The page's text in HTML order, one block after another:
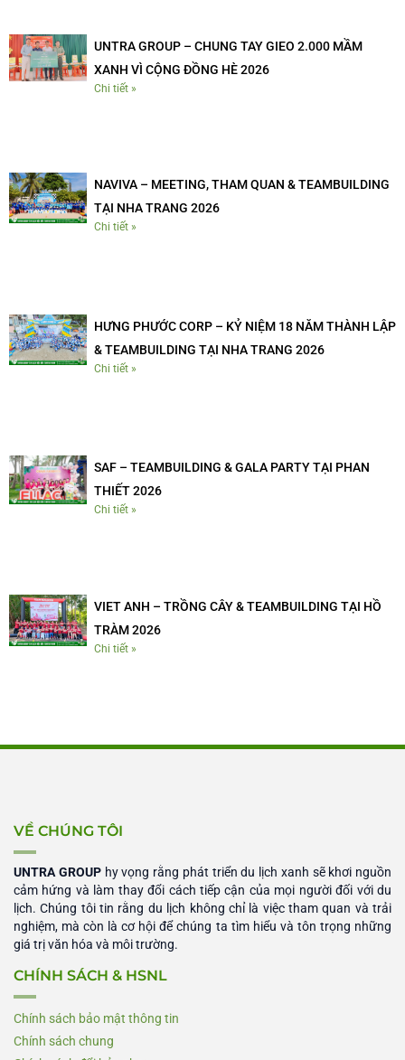
UNTRA GROUP – CHUNG TAY GIEO 2.000 MẦM
XANH VÌ CỘNG ĐỒNG HÈ 2026
Chi tiết »
NAVIVA – MEETING, THAM QUAN & TEAMBUILDING
TẠI NHA TRANG 2026
Chi tiết »
HƯNG PHƯỚC CORP – KỶ NIỆM 18 NĂM THÀNH LẬP
& TEAMBUILDING TẠI NHA TRANG 2026
Chi tiết »
SAF – TEAMBUILDING & GALA PARTY TẠI PHAN
THIẾT 2026
Chi tiết »
VIET ANH – TRỒNG CÂY & TEAMBUILDING TẠI HỒ
TRÀM 2026
Chi tiết »
VỀ CHÚNG TÔI
UNTRA GROUPhy vọng rằng phát triển du lịch xanh sẽ khơi nguồn
cảm hứng và làm thay đổi cách tiếp cận của mọi người đối với du
lịch. Chúng tôi tin rằng du lịch không chỉ là việc tham quan và trải
nghiệm, mà còn là cơ hội để chúng ta tìm hiểu và tôn trọng những
giá trị văn hóa và môi trường.
CHÍNH SÁCH & HSNL
Chính sách bảo mật thông tin
Chính sách chung